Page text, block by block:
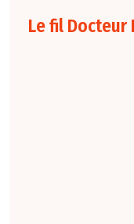
Le fil Docteur